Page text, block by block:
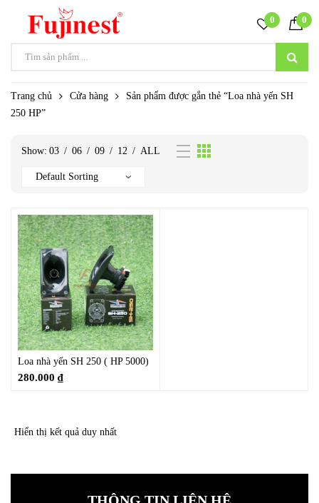
0 0
Trang chủ Cửa hàng
Sản phẩm được gắn thẻ “Loa nhà yến SH
250 HP”
Show: 03 / 06 / 09 / 12 / ALL
Loa nhà yến SH 250 ( HP 5000)
280.000 ₫
Hiển thị kết quả duy nhất